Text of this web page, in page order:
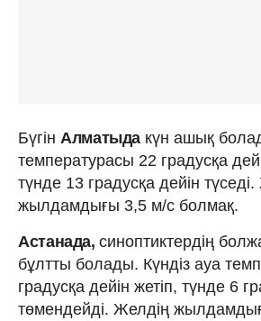
Бүгін Алматыда күн ашық
температурасы 22 градусқа
түнде 13 градусқа дейін
жылдамдығы 3,5 м/с болмақ.
Астанада,синоптиктердің
бұлтты болады. Күндіз ауа
градусқа дейін жетіп, түнде 6
төмендейді. Желдің